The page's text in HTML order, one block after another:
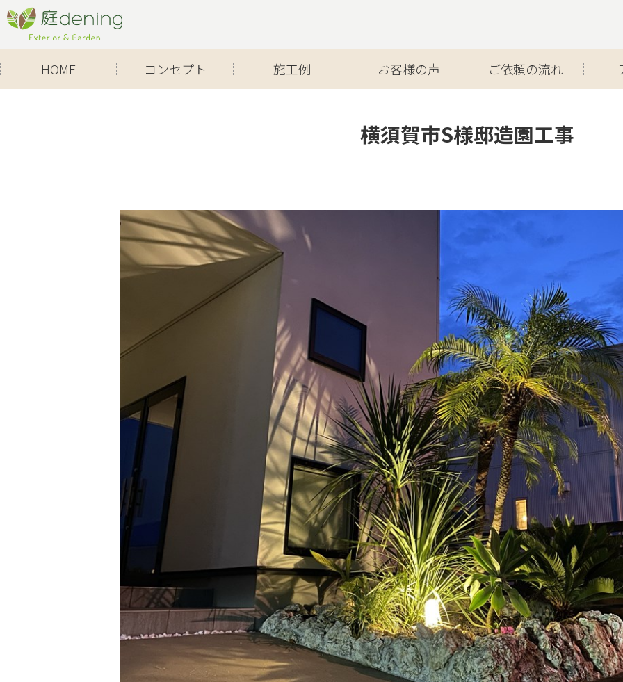
Skip
to
content
HOME コンセプト 施工例 お客様の声 ご依頼の流れ
横須賀市S様邸造園工事